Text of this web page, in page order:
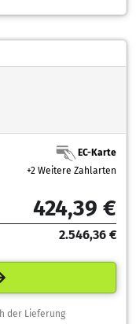
EC-Karte
+2 Weitere Zahlarten
424,39 €
2.546,36 €
der Lieferung